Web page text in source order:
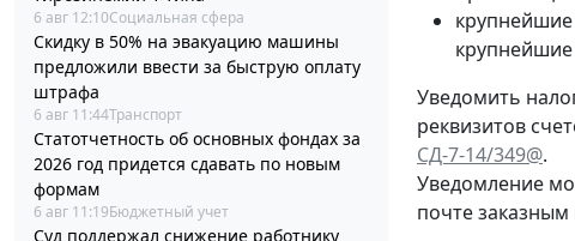
6 авг 12:10Социальная сфера
Скидку в 50% на эвакуацию машины
предложили ввести за быструю оплату
штрафа
6 авг 11:44Транспорт
Статотчетность об основных фондах за
2026 год придется сдавать по новым
формам
6 авг 11:19Бюджетный учет
Суд поддержал снижение работнику
Уведомить
реквизитов
СД-7-14/349@.
Уведомление
почте